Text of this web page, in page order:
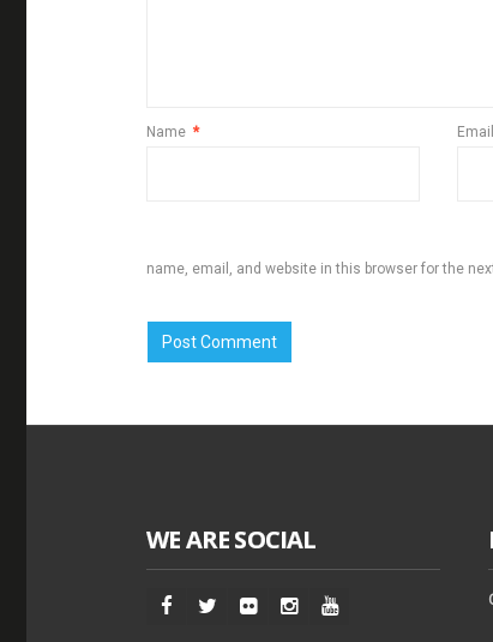
Name * Email
name, email, and website in this browser for the
WE ARE SOCIAL